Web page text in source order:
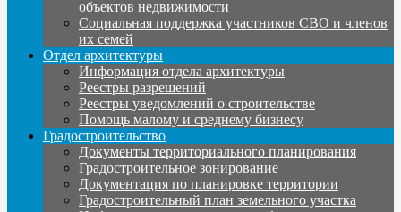
объектов недвижимости
Социальная поддержка участников СВО и членов
их семей
Отдел архитектуры
Информация отдела архитектуры
Реестры разрешений
Реестры уведомлений о строительстве
Помощь малому и среднему бизнесу
Градостроительство
Документы территориального планирования
Градостроительное зонирование
Документация по планировке территории
Градостроительный план земельного участка